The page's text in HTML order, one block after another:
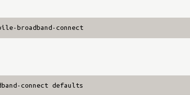
MOBIILILAAJAKAISTAYHTEYTESI NIMI
Connection."
is running with Network Manager dev status
broadband-connect
connect defaults